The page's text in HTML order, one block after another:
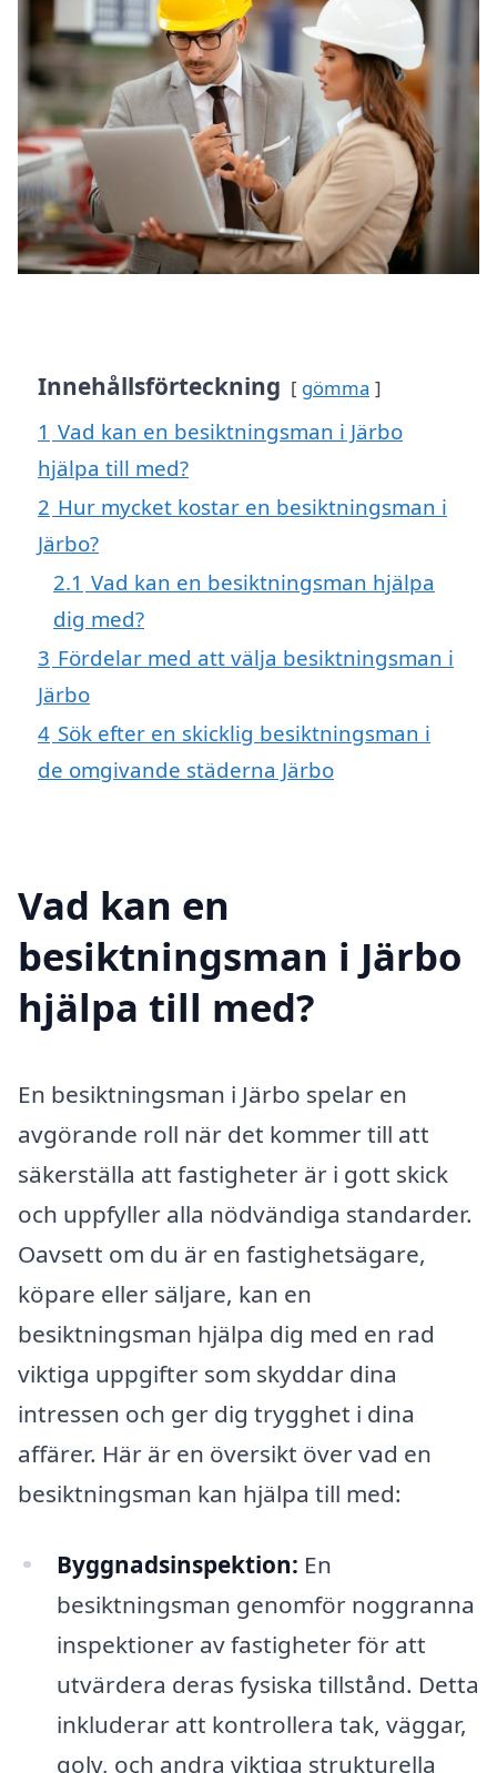
Innehållsförteckning gömma
1 Vad kan en besiktningsman i Järbo
hjälpa till med?
2 Hur mycket kostar en besiktningsman i
Järbo?
2.1 Vad kan en besiktningsman hjälpa
dig med?
3 Fördelar med att välja besiktningsman i
Järbo
4 Sök efter en skicklig besiktningsman i
de omgivande städerna Järbo
Vad kan en
besiktningsman i Järbo
hjälpa till med?
En besiktningsman i Järbo spelar en
avgörande roll när det kommer till att
säkerställa att fastigheter är i gott skick
och uppfyller alla nödvändiga standarder.
Oavsett om du är en fastighetsägare,
köpare eller säljare, kan en
besiktningsman hjälpa dig med en rad
viktiga uppgifter som skyddar dina
intressen och ger dig trygghet i dina
affärer. Här är en översikt över vad en
besiktningsman kan hjälpa till med:
Byggnadsinspektion: En
besiktningsman genomför noggranna
inspektioner av fastigheter för att
utvärdera deras fysiska tillstånd. Detta
inkluderar att kontrollera tak, väggar,
golv, och andra viktiga strukturella